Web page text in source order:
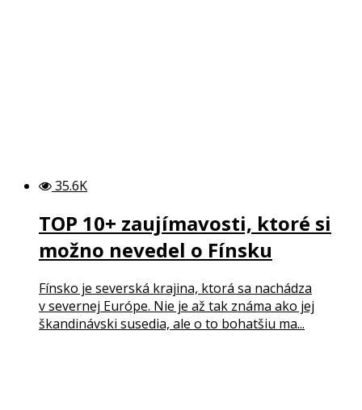
35.6K
TOP 10+ zaujímavosti, ktoré si
možno nevedel o Fínsku
Fínsko je severská krajina, ktorá sa nachádza
v severnej Európe. Nie je až tak známa ako jej
škandinávski susedia, ale o to bohatšiu ma...